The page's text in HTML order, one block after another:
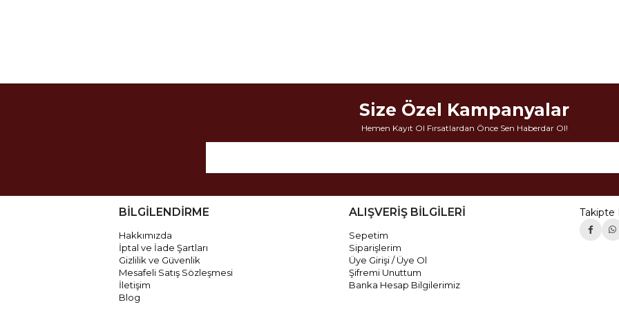
Size Özel Kampanyalar
Hemen Kayıt Ol Fırsatlardan Önce Sen Haberdar Ol!
BİLGİLENDİRME
Hakkımızda
İptal ve İade Şartları
Gizlilik ve Güvenlik
Mesafeli Satış Sözleşmesi
İletişim
Blog
ALIŞVERİŞ BİLGİLERİ
Sepetim
Siparişlerim
Üye Girişi / Üye Ol
Şifremi Unuttum
Banka Hesap Bilgilerimiz
Takipte